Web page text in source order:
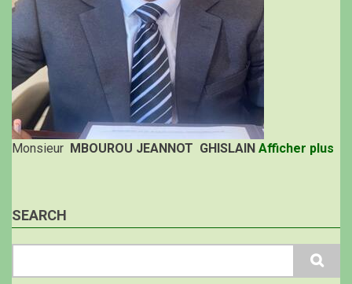
Monsieur MBOUROU JEANNOT GHISLAIN Afficher plus
SEARCH